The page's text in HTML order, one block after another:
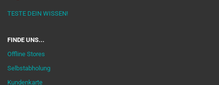
TESTE DEIN WISSEN!
FINDE UNS...
Offline Stores
Selbstabholung
Kundenkarte